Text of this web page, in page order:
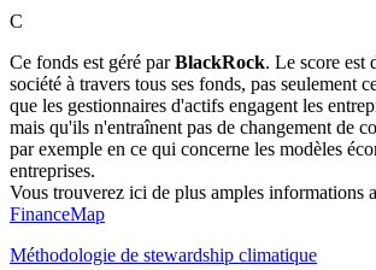
C
Ce fonds est géré parBlackRock. Le score est
société à travers tous ses fonds, pas seulement
que les gestionnaires d'actifs engagent les
mais qu'ils n'entraînent pas de changement de
par exemple en ce qui concerne les modèles
entreprises.
Vous trouverez ici de plus amples informations
FinanceMap
Méthodologie de stewardship climatique